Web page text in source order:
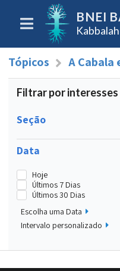
BNEI
Tópicos A Cabala
Filtrar por interesses
Seção
Data
Hoje
Últimos 7 Dias
Últimos 30 Dias
Escolha uma Data
Intervalo personalizado